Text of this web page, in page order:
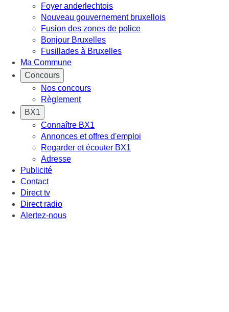
Foyer anderlechtois
Nouveau gouvernement bruxellois
Fusion des zones de police
Bonjour Bruxelles
Fusillades à Bruxelles
Ma Commune
Concours
Nos concours
Règlement
BX1
Connaître BX1
Annonces et offres d'emploi
Regarder et écouter BX1
Adresse
Publicité
Contact
Direct tv
Direct radio
Alertez-nous